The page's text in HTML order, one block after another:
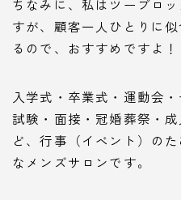
ちなみに、私はツーブロ
すが、顧客一人ひとりに
るので、おすすめですよ！
入学式・卒業式・運動会
試験・面接・冠婚葬祭・
ど、行事（イベント）の
なメンズサロンです。